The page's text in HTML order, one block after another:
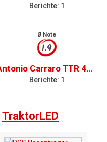
Berichte: 1
Ø Note
1.9
Antonio Carraro TTR 4400
Berichte: 1
TraktorLED